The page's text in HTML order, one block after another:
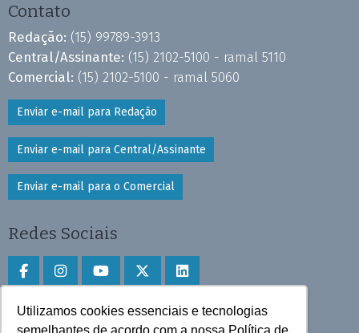
Utilizamos cookies essenciais e tecnologias
semelhantes de acordo com a nossa Política de
Contato
Redação: (15) 99789-3913
Central/Assinante: (15) 2102-5100 - ramal 5110
Comercial: (15) 2102-5100 - ramal 5060
Enviar e-mail para Redação
Enviar e-mail para Central/Assinante
Enviar e-mail para o Comercial
Redes Sociais
Faça download do aplicativo